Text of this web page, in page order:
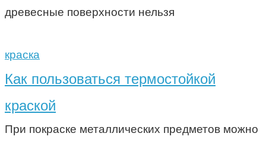
древесные поверхности нельзя
краска
Как пользоваться термостойкой
краской
При покраске металлических предметов можно